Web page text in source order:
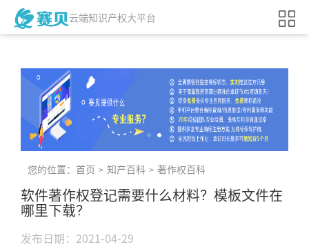
云端知识产权大平台
您的位置： 首页 > 知产百科 > 著作权百科
软件著作权登记需要什么材料？模板文件在
哪里下载？
发布日期：2021-04-29